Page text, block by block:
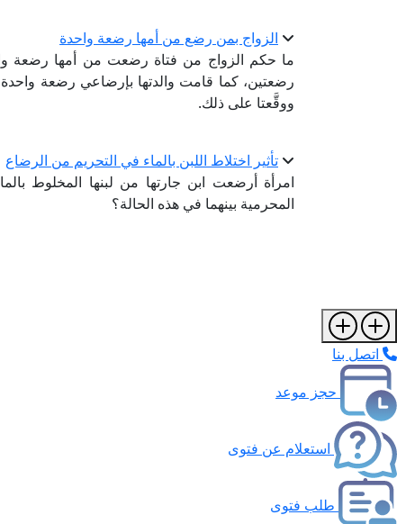
الزواج بمن رضع من أمها رضعة واحدة
ما حكم الزواج من فتاة رضعت من أمها رضعة
رضعتين، كما قامت والدتها بإرضاعي رضعة واحدة،
ووقَّعتا على ذلك.
تأثير اختلاط اللبن بالماء في التحريم من الرضاع
امرأة أرضعت ابن جارتها من لبنها المخلوط
المحرمية بينهما في هذه الحالة؟
اتصل بنا
حجز موعد
استعلام عن فتوى
طلب فتوى